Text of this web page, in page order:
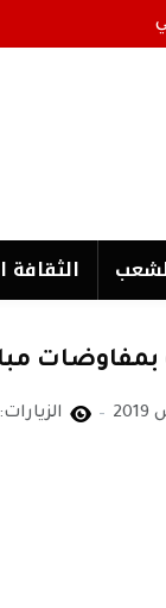
الثقافة
بمفاوضات
الزيارات: 2513